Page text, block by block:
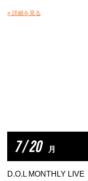
» 詳細を見る
7 / 20 月
D.O.L MONTHLY LIVE